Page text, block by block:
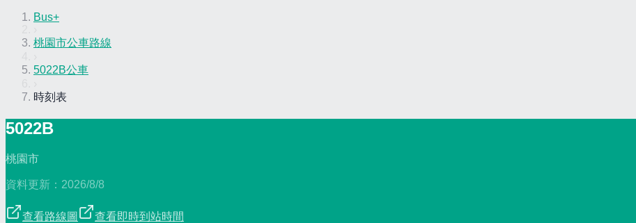
Bus+
桃園市公車路線
5022B公車
時刻表
5022B
桃園市
資料更新： 2026/8/8
查看路線圖 查看即時到站時間